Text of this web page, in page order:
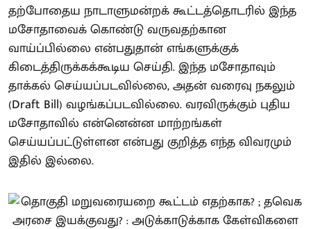
தற்போதைய நாடாளுமன்றக் கூட்டத்தொடரில் இந்த
மசோதாவைக் கொண்டு வருவதற்கான
வாய்ப்பில்லை என்பதுதான் எங்களுக்குக்
கிடைத்திருக்கக்கூடிய செய்தி. இந்த மசோதாவும்
தாக்கல் செய்யப்படவில்லை, அதன் வரைவு நகலும்
(Draft Bill) வழங்கப்படவில்லை. வரவிருக்கும் புதிய
மசோதாவில் என்னென்ன மாற்றங்கள்
செய்யப்பட்டுள்ளன என்பது குறித்த எந்த விவரமும்
இதில் இல்லை.